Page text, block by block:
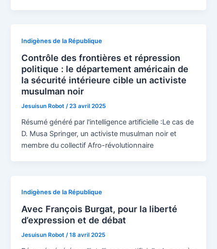
Indigènes de la République
Contrôle des frontières et répression
politique : le département américain de
la sécurité intérieure cible un activiste
musulman noir
Jesuisun Robot /23 avril 2025
Résumé généré par l'intelligence artificielle :Le cas de
D. Musa Springer, un activiste musulman noir et
membre du collectif Afro-révolutionnaire
Indigènes de la République
Avec François Burgat, pour la liberté
d’expression et de débat
Jesuisun Robot/18 avril 2025